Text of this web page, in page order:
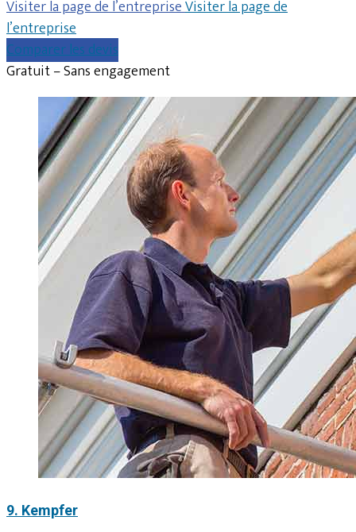
Visiter la page de l’entrepriseVisiter la page de
l’entreprise
Comparer les devis
Gratuit – Sans engagement
9. Kempfer